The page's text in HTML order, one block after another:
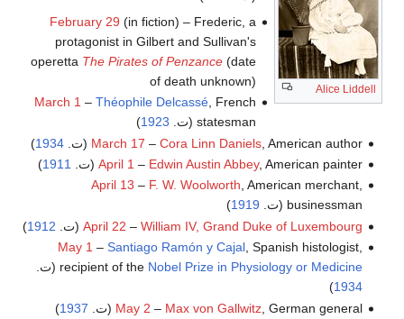
Alice Liddell
February 29 (in fiction) – Frederic, a
protagonist in Gilbert and Sullivan's
operetta The Pirates of Penzance (date
of death unknown)
March 1 –Théophile Delcassé , French
statesman (ت.
1923
)
March 17 – Cora Linn Daniels, American author (ت. 1934
)
April 1 – Edwin Austin Abbey, American painter (ت. 1911
)
April 13 – F. W. Woolworth, American merchant,
businessman (ت.
1919
)
April 22 – William IV, Grand Duke of Luxembourg (ت. 1912
)
May 1 – Santiago Ramón y Cajal, Spanish histologist,
recipient of the Nobel Prize in Physiology or Medicine
(ت.
1934
)
May 2 – Max von Gallwitz, German general (ت. 1937
)